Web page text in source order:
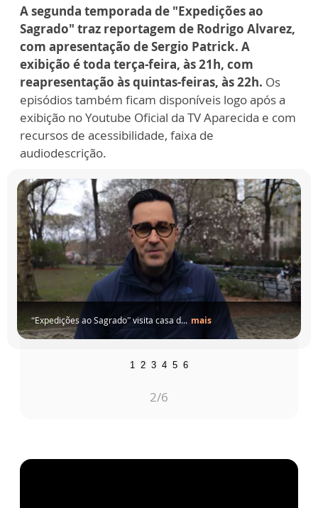
A segunda temporada de "Expedições ao
Sagrado" traz reportagem de Rodrigo Alvarez,
com apresentação de Sergio Patrick. A
exibição é toda terça-feira, às 21h, com
reapresentação às quintas-feiras, às 22h. Os
episódios também ficam disponíveis logo após a
exibição no Youtube Oficial da TV Aparecida e com
recursos de acessibilidade, faixa de
audiodescrição.
“Expedições ao Sagrado” visita casa d... mais
1 2 3 4 5 6
2/6